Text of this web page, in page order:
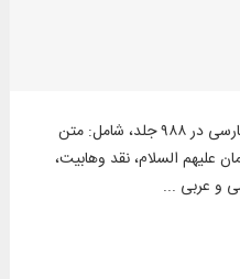
متن کامل ۴۳۹ عنوان کتاب عربی و فارسی در ۹۸۸ جلد، شامل: متن
علیهم السلام، نقد وهابیت،
و عربی ...